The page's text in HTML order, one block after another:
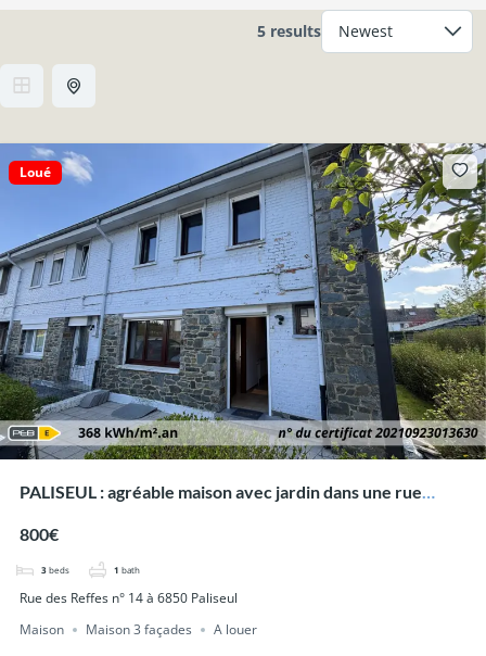
5 results
Loué
PALISEUL : agréable maison avec jardin dans une rue
800€
3 beds 1 bath
Rue des Reffes n° 14 à 6850 Paliseul
Maison
Maison 3 façades A louer